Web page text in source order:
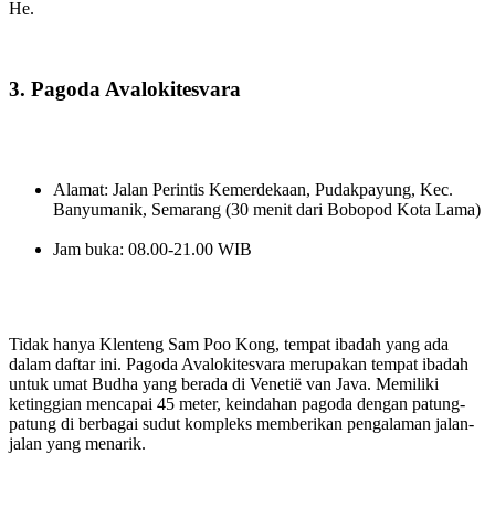
He.
3. Pagoda Avalokitesvara
Alamat: Jalan Perintis Kemerdekaan, Pudakpayung, Kec.
Banyumanik, Semarang (30 menit dari Bobopod Kota Lama)
Jam buka: 08.00-21.00 WIB
Tidak hanya Klenteng Sam Poo Kong, tempat ibadah yang ada
dalam daftar ini. Pagoda Avalokitesvara merupakan tempat ibadah
untuk umat Budha yang berada di Venetië van Java. Memiliki
ketinggian mencapai 45 meter, keindahan pagoda dengan patung-
patung di berbagai sudut kompleks memberikan pengalaman jalan-
jalan yang menarik.